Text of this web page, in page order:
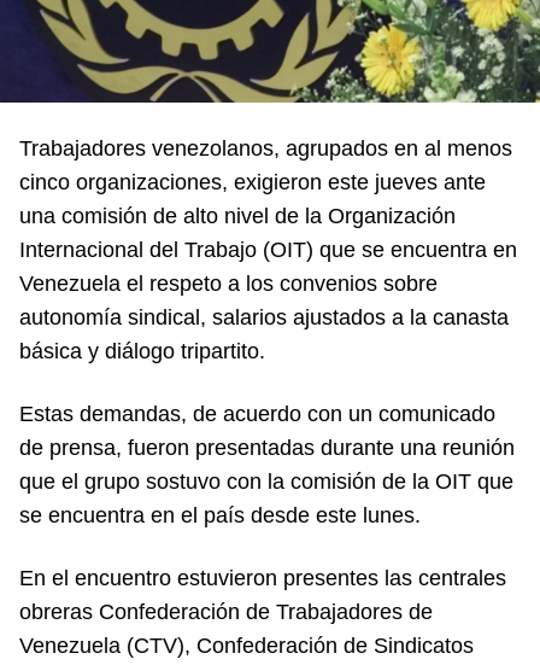
Trabajadores venezolanos, agrupados en al menos
cinco organizaciones, exigieron este jueves ante
una comisión de alto nivel de la Organización
Internacional del Trabajo (OIT) que se encuentra en
Venezuela el respeto a los convenios sobre
autonomía sindical, salarios ajustados a la canasta
básica y diálogo tripartito.
Estas demandas, de acuerdo con un comunicado
de prensa, fueron presentadas durante una reunión
que el grupo sostuvo con la comisión de la OIT que
se encuentra en el país desde este lunes.
En el encuentro estuvieron presentes las centrales
obreras Confederación de Trabajadores de
Venezuela (CTV), Confederación de Sindicatos